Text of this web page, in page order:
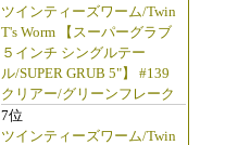
ツインティーズワーム/Twin
T's Worm 【スーパーグラブ
５インチ シングルテー
ル/SUPER GRUB 5"】 #139
クリアー/グリーンフレーク
7位
ツインティーズワーム/Twin